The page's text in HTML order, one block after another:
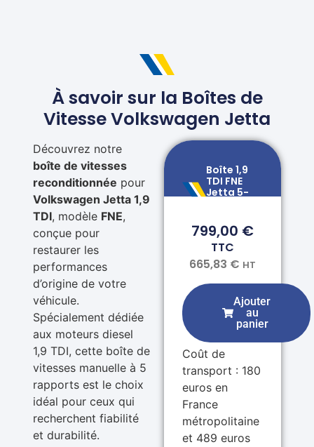
À savoir sur la Boîtes de
Vitesse Volkswagen Jetta
Découvrez notre
boîte de vitesses
reconditionnée pour
Volkswagen Jetta 1,9
TDI, modèle FNE,
conçue pour
restaurer les
performances
d’origine de votre
véhicule.
Spécialement dédiée
aux moteurs diesel
1,9 TDI, cette boîte de
vitesses manuelle à 5
rapports est le choix
idéal pour ceux qui
recherchent fiabilité
et durabilité.
Boîte 1,9
TDI FNE
Jetta 5-
799,00 €
TTC
665,83 € HT
Ajouter
au
panier
Coût de
transport : 180
euros en
France
métropolitaine
et 489 euros